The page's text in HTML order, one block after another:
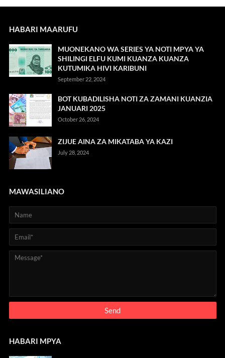
HABARI MAARUFU
MUONEKANO WA SERIES YA NOTI MPYA YA
SHILINGI ELFU KUMI KUANZA KUANZA
KUTUMIKA HIVI KARIBUNI
September 22, 2024
BOT KUBADILISHA NOTI ZA ZAMANI KUANZIA
JANUARI 2025
October 26, 2024
ZIJUE AINA ZA MIKATABA YA KAZI
July 28, 2024
MAWASILIANO
HABARI MPYA